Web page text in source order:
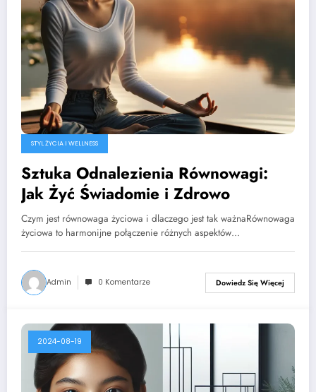
STYL ŻYCIA I WELLNESS
Sztuka Odnalezienia Równowagi:
Jak Żyć Świadomie i Zdrowo
Czym jest równowaga życiowa i dlaczego jest tak ważnaRównowaga
życiowa to harmonijne połączenie różnych aspektów…
Admin 0 Komentarze Dowiedz Się Więcej
2024-08-19